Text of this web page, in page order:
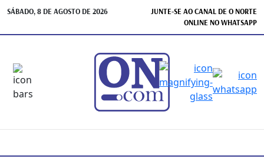
SÁBADO, 8 DE AGOSTO DE 2026
JUNTE-SE AO CANAL DE O NORTE
ONLINE NO WHATSAPP